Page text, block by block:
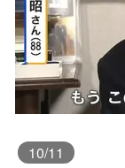
10/11